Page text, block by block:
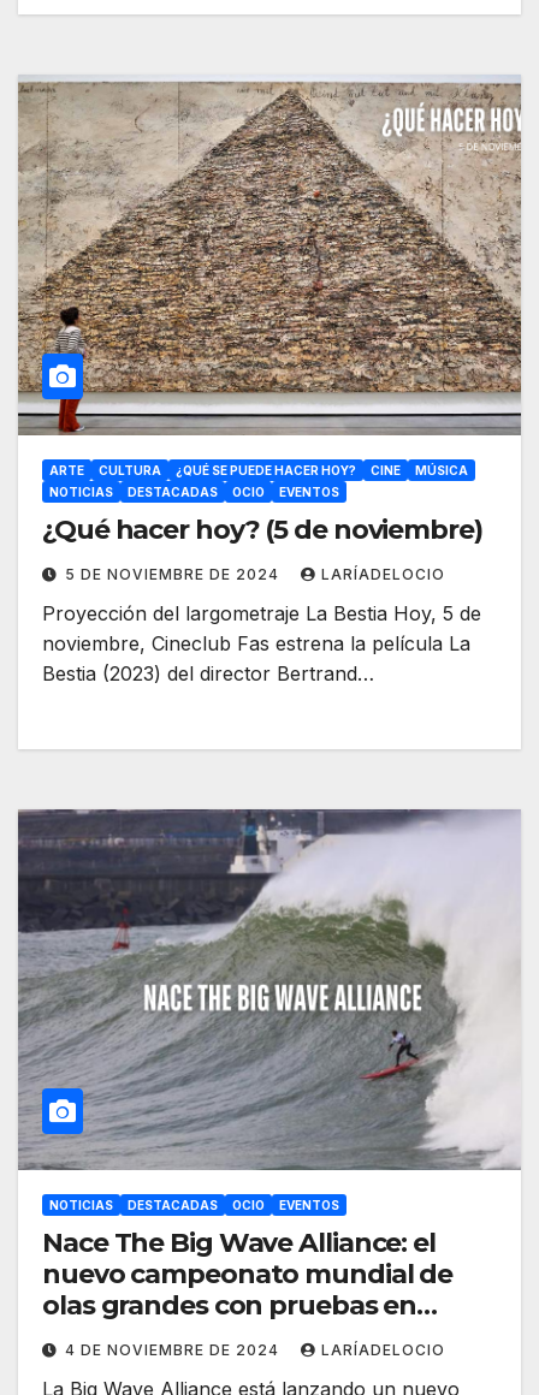
ARTE CULTURA ¿QUÉ SE PUEDE HACER HOY? CINE
MÚSICA
NOTICIAS
DESTACADAS OCIO EVENTOS
¿Qué hacer hoy? (5 de noviembre)
5 DE NOVIEMBRE DE 2024 LARÍADELOCIO
Proyección del largometraje La Bestia Hoy, 5 de
noviembre, Cineclub Fas estrena la película La
Bestia (2023) del director Bertrand…
NOTICIAS DESTACADAS OCIO EVENTOS
Nace The Big Wave Alliance: el
nuevo campeonato mundial de
olas grandes con pruebas en
Euskadi y Cantabria
4 DE NOVIEMBRE DE 2024 LARÍADELOCIO
La Big Wave Alliance está lanzando un nuevo